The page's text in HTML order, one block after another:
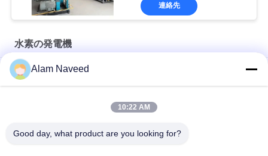
連絡先
水素の発電機
99.999% グリーン 水素 生産 エレクトロライザー 安定した性能
Alam Naveed
10:22 AM
Good day, what product are you looking for?